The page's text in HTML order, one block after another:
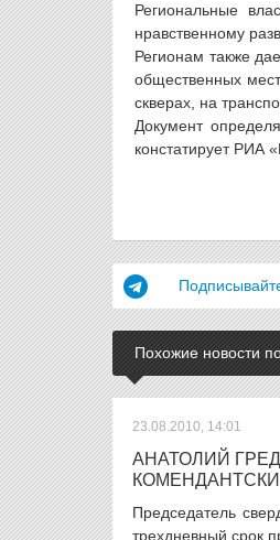
Региональные
нравственному
Регионам также
общественных
скверах, на
Документ
констатирует РИА
Похожие новости
23.08.2010, 14:01
АНАТОЛИЙ
Председатель
трехдневный срок